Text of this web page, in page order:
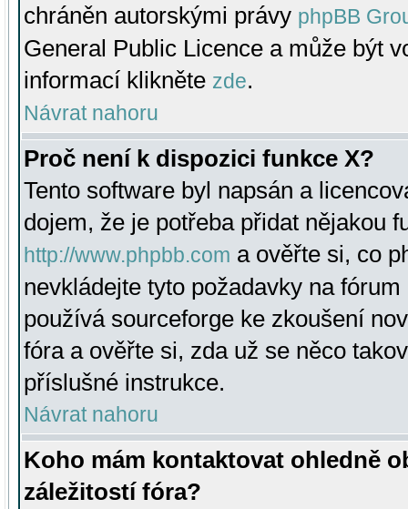
chráněn autorskými právy phpBB
General Public Licence a může být
informací klikněte zde.
Návrat nahoru
Proč není k dispozici funkce X?
Tento software byl napsán a
dojem, že je potřeba přidat nějakou
http://www.phpbb.com a ověřte si, co
nevkládejte tyto požadavky na
používá sourceforge ke zkoušení
fóra a ověřte si, zda už se něco
příslušné instrukce.
Návrat nahoru
Koho mám kontaktovat ohledně
záležitostí fóra?